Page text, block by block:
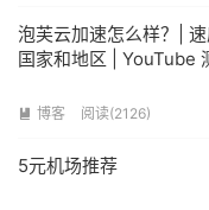
泡芙云加速怎么样？|
国家和地区 | YouTube
 博客 阅读(2126)
5元机场推荐